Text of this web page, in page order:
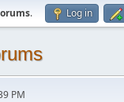
. Log in
PM